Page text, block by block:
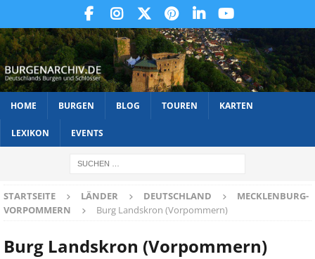
HOME BURGEN BLOG TOUREN KARTEN
LEXIKON EVENTS
STARTSEITE LÄNDER DEUTSCHLAND
MECKLENBURG-
VORPOMMERN
Burg Landskron (Vorpommern)
Burg Landskron (Vorpommern)